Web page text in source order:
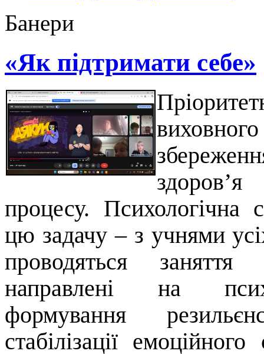
Банери
«Як підтримати себе»
процесу. Психологічна
цю задачу – з учнями
проводяться
направлені на
формування
стабілізації